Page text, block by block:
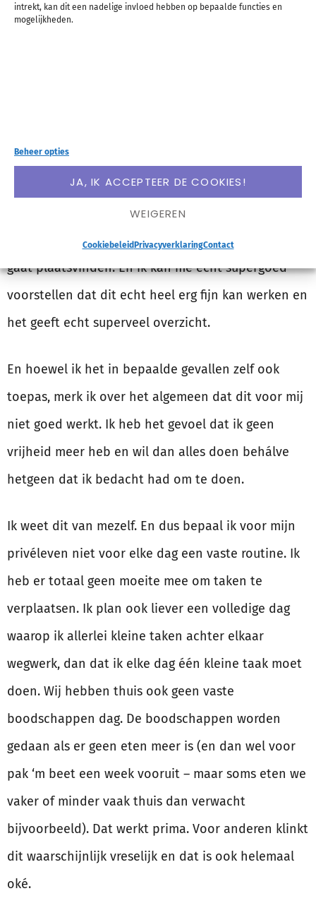
intrekt, kan dit een nadelige invloed hebben op bepaalde functies en
mogelijkheden.
Beheer opties
JA, IK ACCEPTEER DE COOKIES!
WEIGEREN
Cookiebeleid PrivacyverklaringContact
flexibiliteit
Sommige mensen houden van werken in
tijdblokken. Die delen graag hun hele week in in
tijdblokken, zodat ze precies weten wanneer wat
gaat plaatsvinden. En ik kan me echt supergoed
voorstellen dat dit echt heel erg fijn kan werken en
het geeft echt superveel overzicht.
En hoewel ik het in bepaalde gevallen zelf ook
toepas, merk ik over het algemeen dat dit voor mij
niet goed werkt. Ik heb het gevoel dat ik geen
vrijheid meer heb en wil dan alles doen behálve
hetgeen dat ik bedacht had om te doen.
Ik weet dit van mezelf. En dus bepaal ik voor mijn
privéleven niet voor elke dag een vaste routine. Ik
heb er totaal geen moeite mee om taken te
verplaatsen. Ik plan ook liever een volledige dag
waarop ik allerlei kleine taken achter elkaar
wegwerk, dan dat ik elke dag één kleine taak moet
doen. Wij hebben thuis ook geen vaste
boodschappen dag. De boodschappen worden
gedaan als er geen eten meer is (en dan wel voor
pak ‘m beet een week vooruit – maar soms eten we
vaker of minder vaak thuis dan verwacht
bijvoorbeeld). Dat werkt prima. Voor anderen klinkt
dit waarschijnlijk vreselijk en dat is ook helemaal
oké.